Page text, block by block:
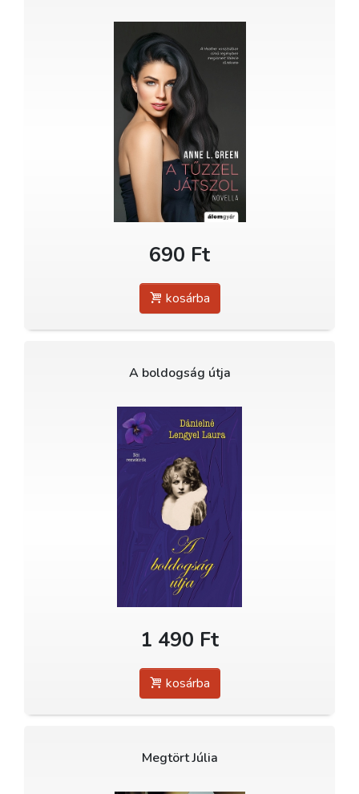
690 Ft
kosárba
A boldogság útja
1 490 Ft
kosárba
Megtört Júlia